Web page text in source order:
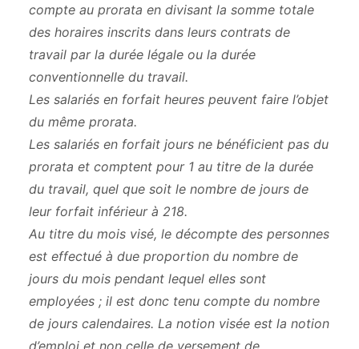
compte au prorata en divisant la somme totale
des horaires inscrits dans leurs contrats de
travail par la durée légale ou la durée
conventionnelle du travail.
Les salariés en forfait heures peuvent faire l’objet
du même prorata.
Les salariés en forfait jours ne bénéficient pas du
prorata et comptent pour 1 au titre de la durée
du travail, quel que soit le nombre de jours de
leur forfait inférieur à 218.
Au titre du mois visé, le décompte des personnes
est effectué à due proportion du nombre de
jours du mois pendant lequel elles sont
employées ; il est donc tenu compte du nombre
de jours calendaires. La notion visée est la notion
d’emploi et non celle de versement de